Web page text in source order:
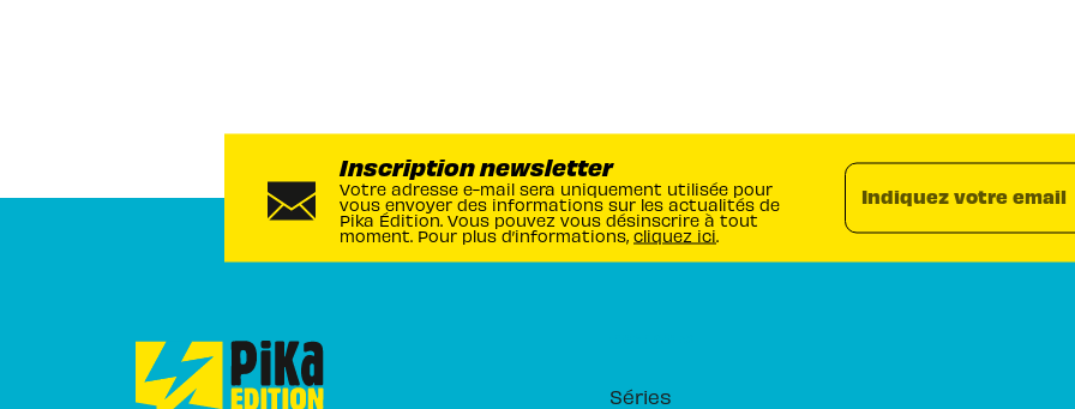
Inscription newsletter
Votre adresse e-mail sera uniquement utilisée pour
vous envoyer des informations sur les actualités de
Pika Édition. Vous pouvez vous désinscrire à tout
moment. Pour plus d’informations, cliquez ici.
Indiquez votre email
Séries